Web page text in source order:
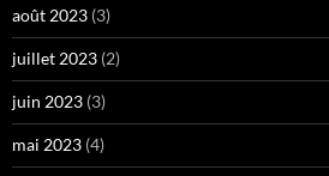
août 2023 (3)
juillet 2023 (2)
juin 2023 (3)
mai 2023 (4)